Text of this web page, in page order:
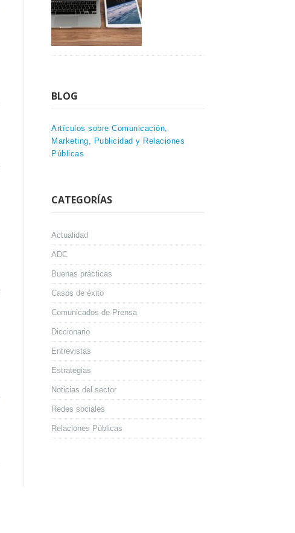
BLOG
Artículos sobre Comunicación,
Marketing, Publicidad y Relaciones
Públicas
CATEGORÍAS
Actualidad
ADC
Buenas prácticas
Casos de éxito
Comunicados de Prensa
Diccionario
Entrevistas
Estrategias
Noticias del sector
Redes sociales
Relaciones Públicas